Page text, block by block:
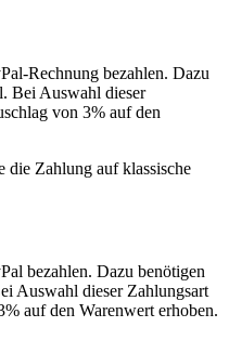
Rechnung bezahlen. Dazu
Bei Auswahl dieser
von 3% auf den
die Zahlung auf klassische
bezahlen. Dazu benötigen
Auswahl dieser Zahlungsart
auf den Warenwert erhoben.